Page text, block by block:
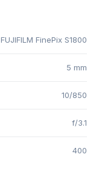
FUJIFILM FinePix S1800
5 mm
10/850
f/3.1
400